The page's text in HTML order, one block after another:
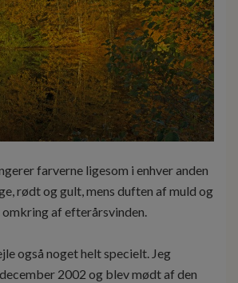
farverne ligesom i enhver anden
rødt og gult, mens duften af muld og
af efterårsvinden.
også noget helt specielt. Jeg
2002 og blev mødt af den